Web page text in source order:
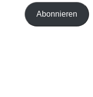
Adresse
ein ... Abonnieren